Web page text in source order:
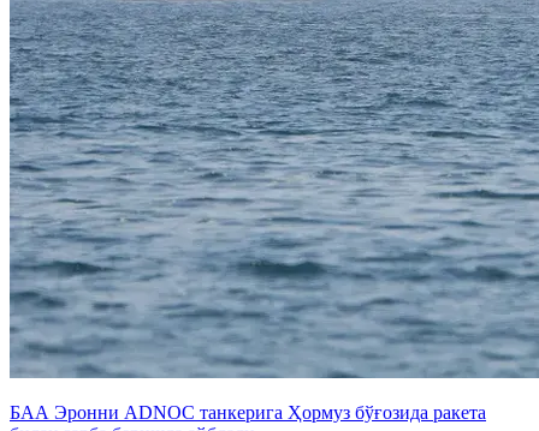
БАА Эронни ADNOC танкерига Ҳормуз бўғозида ракета